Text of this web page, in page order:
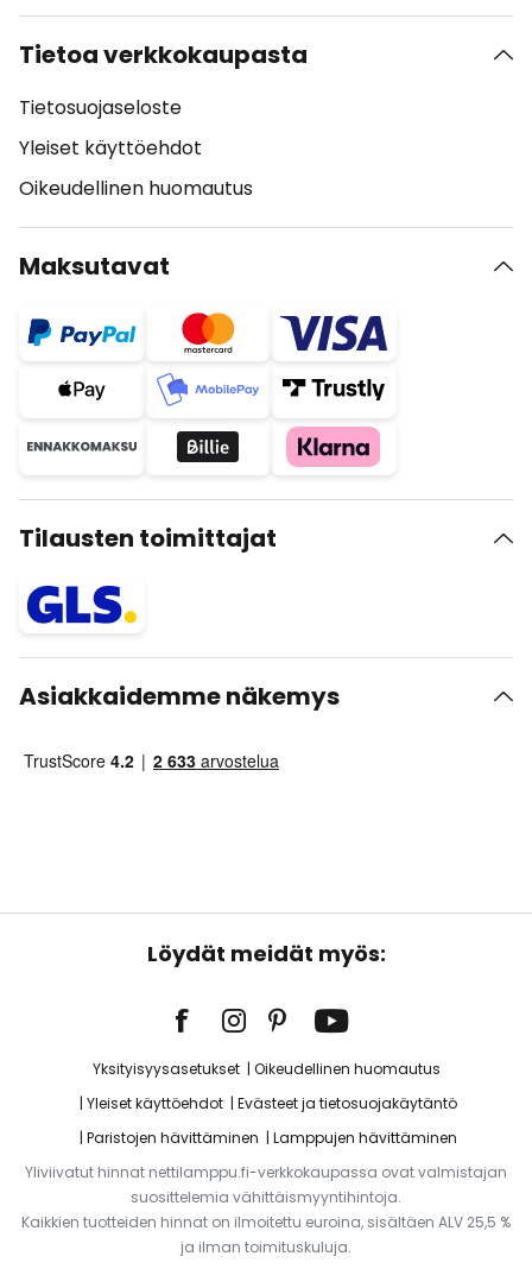
Tietoa verkkokaupasta
Tietosuojaseloste
Yleiset käyttöehdot
Oikeudellinen huomautus
Maksutavat
Tilausten toimittajat
Asiakkaidemme näkemys
Löydät meidät myös:
Yksityisyysasetukset
Oikeudellinen huomautus
Yleiset käyttöehdot
Evästeet ja tietosuojakäytäntö
Paristojen hävittäminen
Lamppujen hävittäminen
Yliviivatut hinnat nettilamppu.fi-verkkokaupassa ovat valmistajan
suosittelemia vähittäismyyntihintoja.
Kaikkien tuotteiden hinnat on ilmoitettu euroina, sisältäen ALV 25,5 %
ja ilman toimituskuluja.